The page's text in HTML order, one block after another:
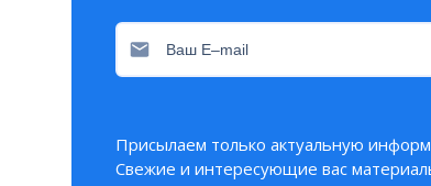
Присылаем только актуальную
Свежие и интересующие вас